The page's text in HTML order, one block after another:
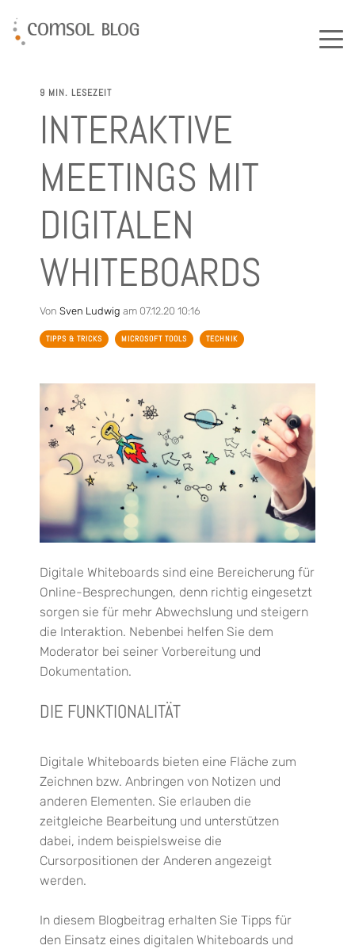
9 MIN. LESEZEIT
INTERAKTIVE
MEETINGS MIT
DIGITALEN
WHITEBOARDS
Von Sven Ludwig am 07.12.20 10:16
TIPPS & TRICKS MICROSOFT TOOLS TECHNIK
Digitale Whiteboards sind eine Bereicherung für
Online-Besprechungen, denn richtig eingesetzt
sorgen sie für mehr Abwechslung und steigern
die Interaktion. Nebenbei helfen Sie dem
Moderator bei seiner Vorbereitung und
Dokumentation.
DIE FUNKTIONALITÄT
Digitale Whiteboards bieten eine Fläche zum
Zeichnen bzw. Anbringen von Notizen und
anderen Elementen. Sie erlauben die
zeitgleiche Bearbeitung und unterstützen
dabei, indem beispielsweise die
Cursorpositionen der Anderen angezeigt
werden.
In diesem Blogbeitrag erhalten Sie Tipps für
den Einsatz eines digitalen Whiteboards und